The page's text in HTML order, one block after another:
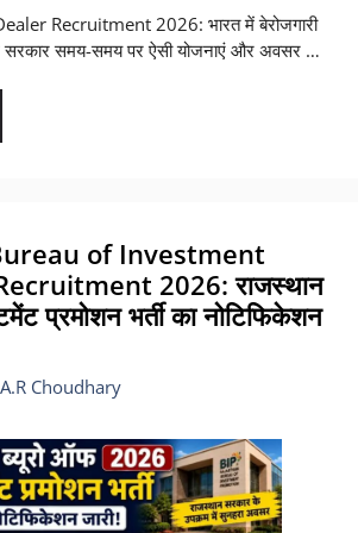
Recruitment 2026: भारत में बेरोजगारी
सरकार समय-समय पर ऐसी योजनाएं और अवसर …
of Investment
2026: राजस्थान
प्रमोशन भर्ती का नोटिफिकेशन
A.R Choudhary